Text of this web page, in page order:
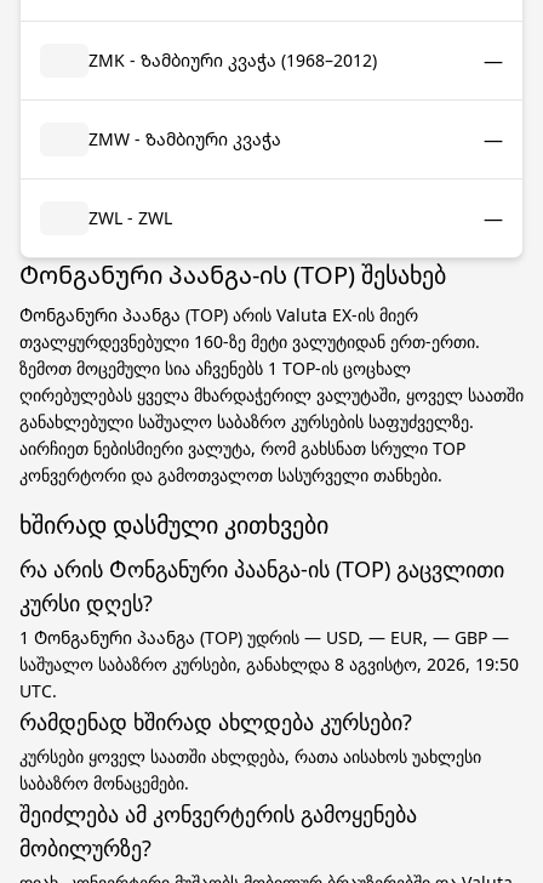
ZMK - Ზამბიური კვაჭა (1968–2012) —
ZMW - Ზამბიური კვაჭა —
ZWL - ZWL —
Ტონგანური პაანგა-ის (TOP) შესახებ
Ტონგანური პაანგა (TOP) არის Valuta EX-ის მიერ
თვალყურდევნებული 160-ზე მეტი ვალუტიდან ერთ-ერთი.
ზემოთ მოცემული სია აჩვენებს 1 TOP-ის ცოცხალ
ღირებულებას ყველა მხარდაჭერილ ვალუტაში, ყოველ საათში
განახლებული საშუალო საბაზრო კურსების საფუძველზე.
აირჩიეთ ნებისმიერი ვალუტა, რომ გახსნათ სრული TOP
კონვერტორი და გამოთვალოთ სასურველი თანხები.
ხშირად დასმული კითხვები
რა არის Ტონგანური პაანგა-ის (TOP) გაცვლითი
კურსი დღეს?
1 Ტონგანური პაანგა (TOP) უდრის — USD, — EUR, — GBP —
საშუალო საბაზრო კურსები, განახლდა 8 აგვისტო, 2026, 19:50
UTC.
რამდენად ხშირად ახლდება კურსები?
კურსები ყოველ საათში ახლდება, რათა აისახოს უახლესი
საბაზრო მონაცემები.
შეიძლება ამ კონვერტერის გამოყენება
მობილურზე?